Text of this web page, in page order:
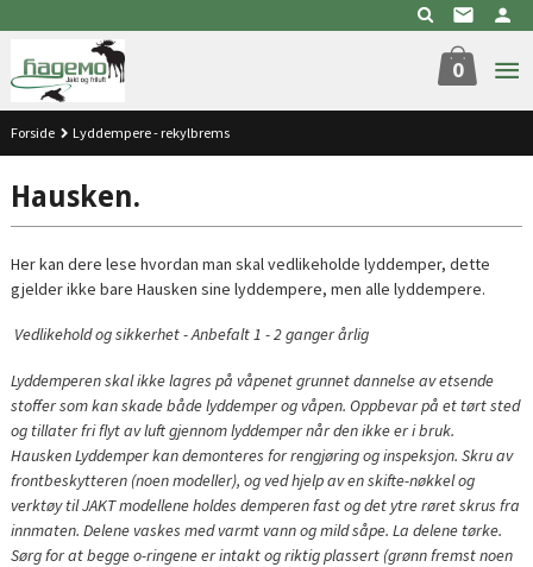
til
innholdet
0
Forside Lyddempere - rekylbrems
Hausken.
Her kan dere lese hvordan man skal vedlikeholde lyddemper, dette
gjelder ikke bare Hausken sine lyddempere, men alle lyddempere.
Vedlikehold og sikkerhet - Anbefalt 1 - 2 ganger årlig
Lyddemperen skal ikke lagres på våpenet grunnet dannelse av etsende
stoffer som kan skade både lyddemper og våpen. Oppbevar på et tørt sted
og tillater fri flyt av luft gjennom lyddemper når den ikke er i bruk.
Hausken Lyddemper kan demonteres for rengjøring og inspeksjon. Skru av
frontbeskytteren (noen modeller), og ved hjelp av en skifte-nøkkel og
verktøy til JAKT modellene holdes demperen fastog det ytre røret skrus fra
innmaten. Delene vaskes med varmt vann og mild såpe. La delene tørke.
Sørg for at begge o-ringene er intakt og riktig plassert (grønn fremst noen